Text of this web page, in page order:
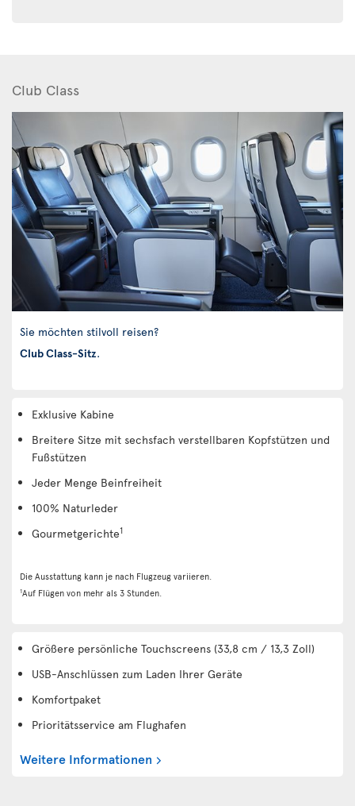
Club Class
Sie möchten stilvoll reisen?
Club Class-Sitz.
Exklusive Kabine
Breitere Sitze mit sechsfach verstellbaren Kopfstützen und
Fußstützen
Jeder Menge Beinfreiheit
100% Naturleder
Gourmetgerichte1
Die Ausstattung kann je nach Flugzeug variieren.
1Auf Flügen von mehr als 3 Stunden.
Größere persönliche Touchscreens (33,8 cm / 13,3 Zoll)
USB-Anschlüssen zum Laden Ihrer Geräte
Komfortpaket
Prioritätsservice am Flughafen
Weitere Informationen